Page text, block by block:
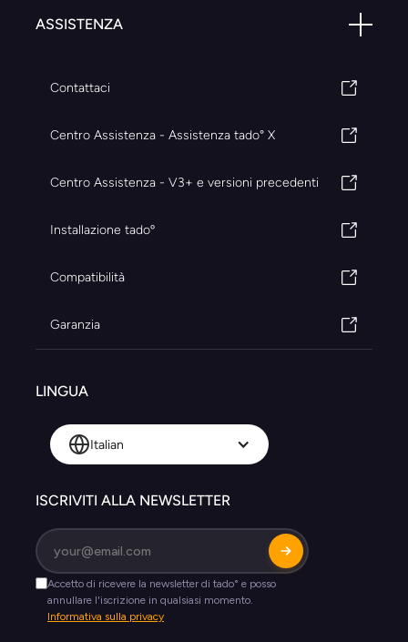
ASSISTENZA
Contattaci
Centro Assistenza - Assistenza tado° X
Centro Assistenza - V3+ e versioni precedenti
Installazione tadoº
Compatibilità
Garanzia
LINGUA
Italian
ISCRIVITI ALLA NEWSLETTER